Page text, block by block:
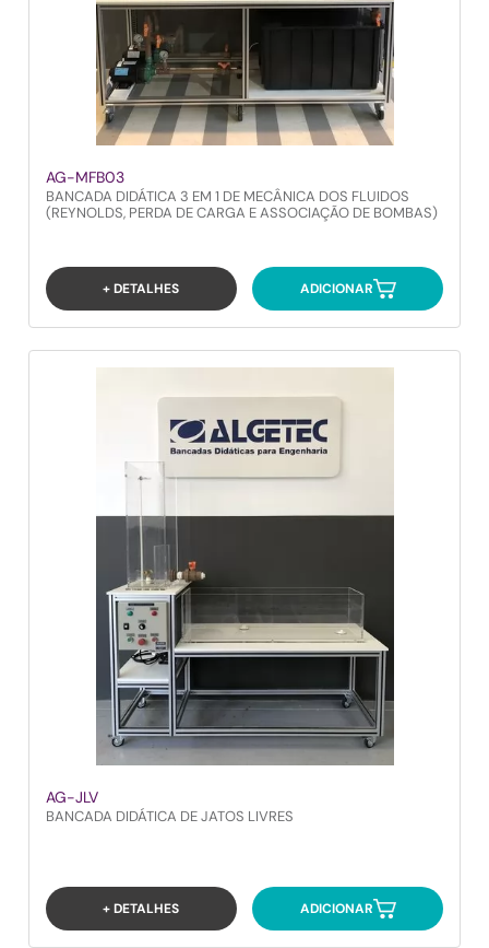
AG-MFB03
BANCADA DIDÁTICA 3 EM 1 DE MECÂNICA DOS FLUIDOS
(REYNOLDS, PERDA DE CARGA E ASSOCIAÇÃO DE BOMBAS)
+ DETALHES ADICIONAR
AG-JLV
BANCADA DIDÁTICA DE JATOS LIVRES
+ DETALHES ADICIONAR